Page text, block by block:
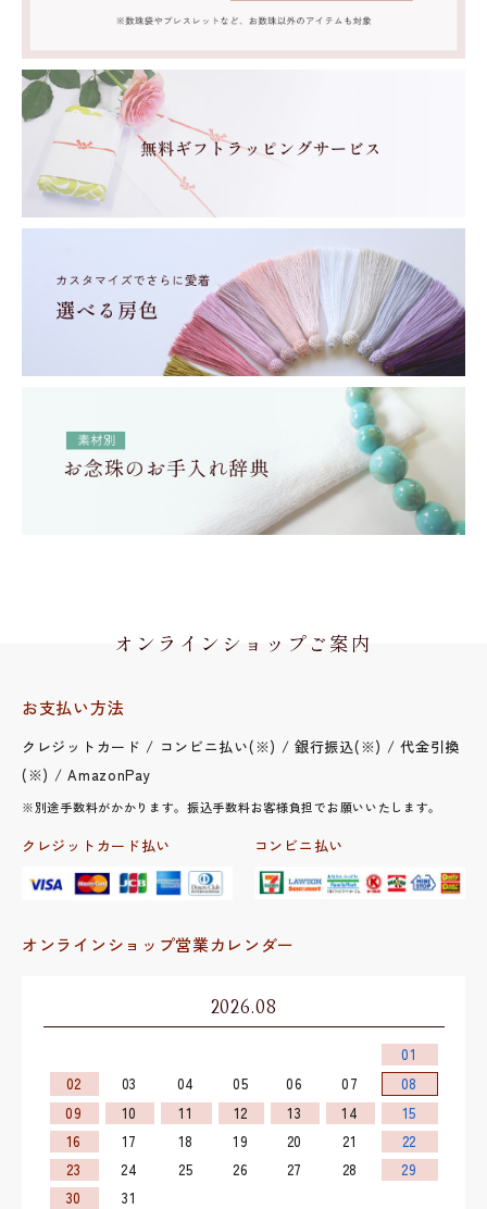
オンラインショップご案内
お支払い方法
クレジットカード / コンビニ払い(※) / 銀行振込(※) / 代金引換
(※) / AmazonPay
※別途手数料がかかります。振込手数料お客様負担でお願いいたします。
クレジットカード払い コンビニ払い
オンラインショップ営業カレンダー
2026.08
01
02
03 04 05 06 07
08
09
10 11 12 13 14
15
16
17 18 19 20 21
22
23
24 25 26 27 28
29
30
31